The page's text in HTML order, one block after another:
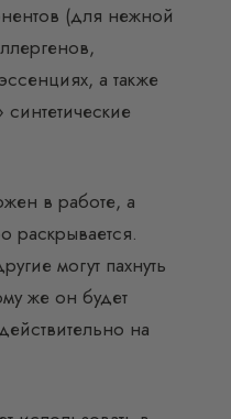
(для нежной
а также
в работе, а
раскрывается.
могут пахнуть
же он будет
на